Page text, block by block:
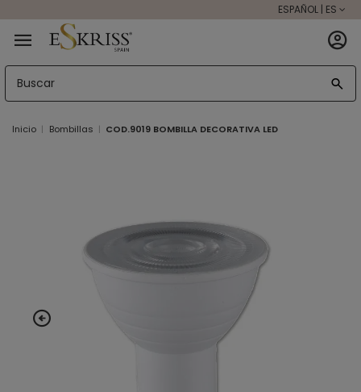
ESPAÑOL | ES
Inicio Bombillas COD.9019 BOMBILLA DECORATIVA LED